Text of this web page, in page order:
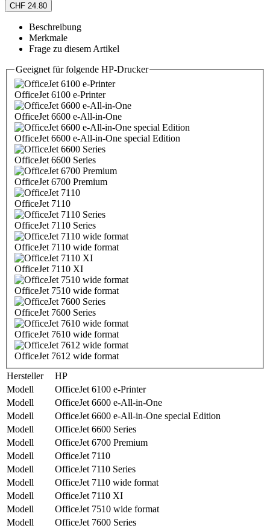
CHF 24.80
Beschreibung
Merkmale
Frage zu diesem Artikel
Geeignet für folgende HP-Drucker
OfficeJet 6100 e-Printer
OfficeJet 6600 e-All-in-One
OfficeJet 6600 e-All-in-One special Edition
OfficeJet 6600 Series
OfficeJet 6700 Premium
OfficeJet 7110
OfficeJet 7110 Series
OfficeJet 7110 wide format
OfficeJet 7110 XI
OfficeJet 7510 wide format
OfficeJet 7600 Series
OfficeJet 7610 wide format
OfficeJet 7612 wide format
Hersteller
HP
Modell
OfficeJet 6100 e-Printer
Modell
OfficeJet 6600 e-All-in-One
Modell
OfficeJet 6600 e-All-in-One special Edition
Modell
OfficeJet 6600 Series
Modell
OfficeJet 6700 Premium
Modell
OfficeJet 7110
Modell
OfficeJet 7110 Series
Modell
OfficeJet 7110 wide format
Modell
OfficeJet 7110 XI
Modell
OfficeJet 7510 wide format
Modell
OfficeJet 7600 Series